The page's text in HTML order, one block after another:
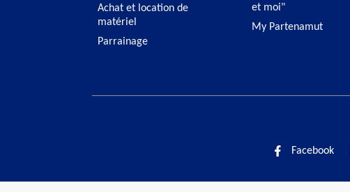
Achat et location de
matériel
Parrainage
et moi"
My Partenamut
Facebook